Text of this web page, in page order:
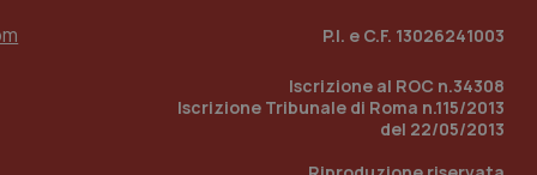
P.I. e C.F. 13026241003
Iscrizione al ROC n.34308
Iscrizione Tribunale di Roma n.115/2013
del 22/05/2013
traccia
incorporati
del sito web sta